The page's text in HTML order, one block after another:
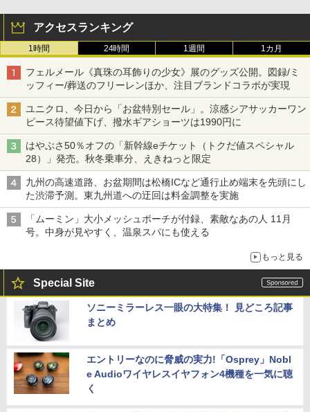
アクセスランキング
1時間 24時間 1週間 1カ月
フェルメール《真珠の耳飾りの少女》展のグッズ公開。図録/ミ
ッフィー/葬送のフリーレンほか、注目ブランドコラボが実現
ユニクロ、今日から「お盆特別セール」。涼感シアサッカーワン
ピース待望値下げ、撥水ギアショーツは1990円に
はやぶさ50％オフの「新幹線eチケット（トクだ値スペシャル
28）」発売。秋冬乗車分、えきねっと限定
九州の高速道路、お盆期間は松橋ICなど通行止め端末を先頭にし
た渋滞予測。東九州道への迂回は料金調整を実施
「ムーミン」大小メッシュポーチが付録、素敵なあの人 11月
号。中身が見やすく、温泉スパにも使える
もっと見る
Special Site
ソニーミラーレス一眼の大特集！ 見どころ記事
まとめ
エントリーなのに脅威の実力!「Osprey」Nobl
e Audioワイヤレスイヤフォン4機種を一気に聴
く